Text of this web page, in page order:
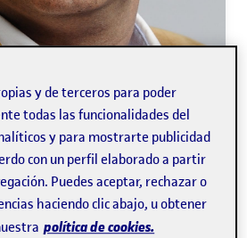
Artola
y de terceros para poder
todas las funcionalidades del
y para mostrarte publicidad
con un perfil elaborado a partir
Puedes aceptar, rechazar o
haciendo clic abajo, u obtener
política de cookies.